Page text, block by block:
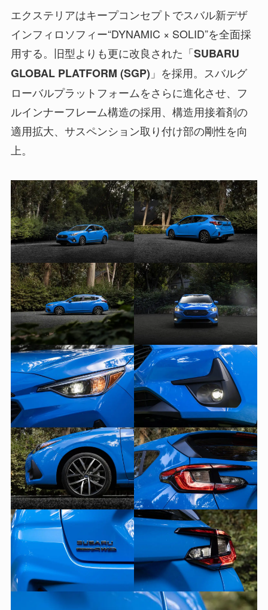
エクステリアはキープコンセプトでスバル新デザ
インフィロソフィー“DYNAMIC × SOLID”を全面採
用する。旧型よりも更に改良された「SUBARU
GLOBAL PLATFORM (SGP) 」を採用。スバルグ
ローバルプラットフォームをさらに進化させ、フ
ルインナーフレーム構造の採用、構造用接着剤の
適用拡大、サスペンション取り付け部の剛性を向
上。